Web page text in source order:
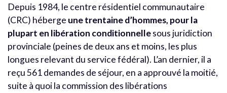
Depuis 1984, le centre résidentiel communautaire
(CRC) héberge une trentaine d’hommes, pour la
plupart en libération conditionnellesous juridiction
provinciale (peines de deux ans et moins, les plus
longues relevant du service fédéral). L’an dernier, il a
reçu 561 demandes de séjour, en a approuvé la moitié,
suite à quoi la commission des libérations